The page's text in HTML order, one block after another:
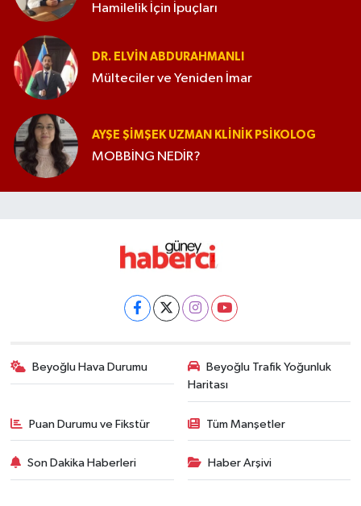
Hamilelik İçin İpuçları
DR. ELVIN ABDURAHMANLI
Mülteciler ve Yeniden İmar
AYŞE ŞIMŞEK UZMAN KLINIK PSIKOLOG
MOBBİNG NEDİR?
Beyoğlu Hava Durumu
Beyoğlu Trafik Yoğunluk
Haritası
Puan Durumu ve Fikstür Tüm Manşetler
Son Dakika Haberleri Haber Arşivi